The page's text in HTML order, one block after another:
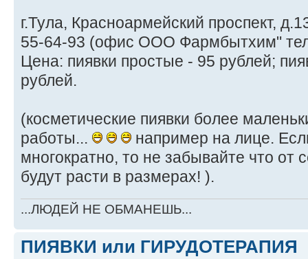
г.Тула, Красноармейский проспект,
55-64-93 (офис ООО Фармбытхим"
Цена: пиявки простые - 95 рублей;
рублей.
(косметические пиявки более
работы...
например на лице.
многократно, то не забывайте что от
будут расти в размерах! ).
...ЛЮДЕЙ НЕ ОБМАНЕШЬ...
ПИЯВКИ или ГИРУДОТЕРАПИЯ